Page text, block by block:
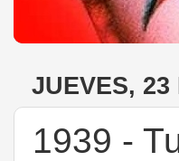
JUEVES,
1939 -